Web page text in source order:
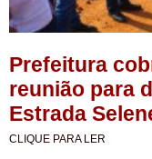
Prefeitura
reunião para
Estrada
CLIQUE PARA LER